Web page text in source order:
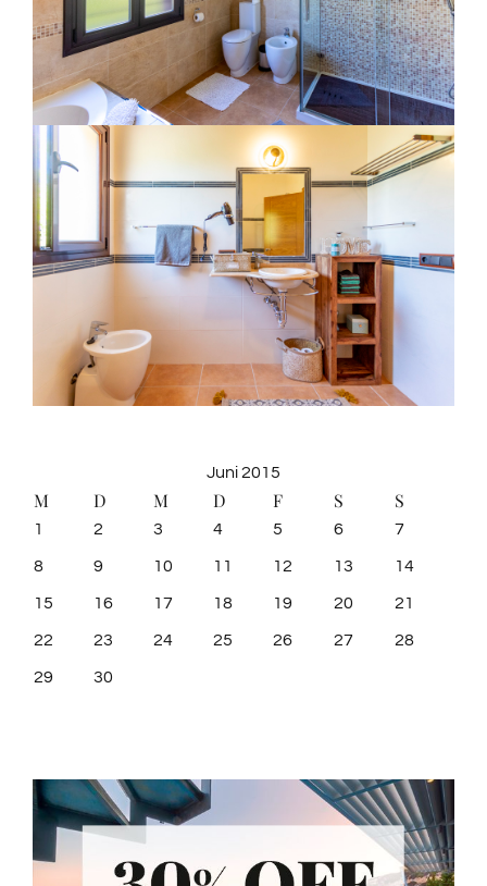
Juni 2015
M D M D F S S
1 2 3 4 5 6 7
8 9 10 11 12 13 14
15 16 17 18 19 20 21
22 23 24 25 26 27 28
29 30